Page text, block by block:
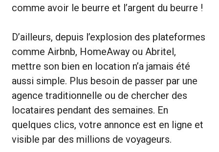
comme avoir le beurre et l’argent du beurre !
D’ailleurs, depuis l’explosion des plateformes
comme Airbnb, HomeAway ou Abritel,
mettre son bien en location n’a jamais été
aussi simple. Plus besoin de passer par une
agence traditionnelle ou de chercher des
locataires pendant des semaines. En
quelques clics, votre annonce est en ligne et
visible par des millions de voyageurs.